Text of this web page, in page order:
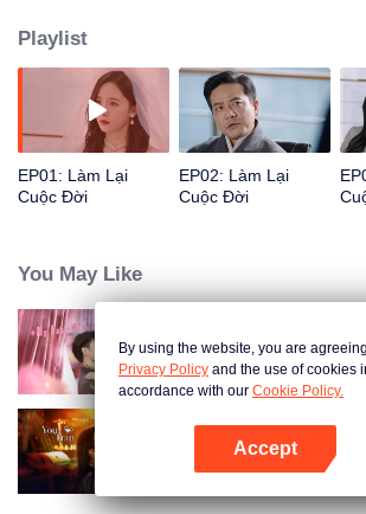
"Ông bà Smith" trong hệ thống. Trong quá trình
đau, đôi bên đã rung động và thành công sửa đổi
Playlist
EP01: Làm Lại
Cuộc Đời
EP02: Làm Lại
Cuộc Đời
You May Like
Anh Ấy Đã Rung Động
Từng Bước Lún Sâu
By using the website, you are
Privacy Policy and the use of cookies
accordance with our Cookie Policy.
Accept